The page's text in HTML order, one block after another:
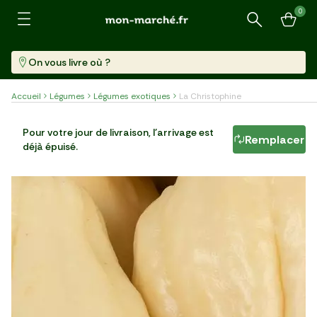
Recherche
0
On vous livre où ?
Accueil Légumes Légumes exotiques La Christophine
Par 2 (660 G) 4,99 €/kg
Pour votre jour de livraison, l'arrivage est
déjà épuisé.
Remplacer